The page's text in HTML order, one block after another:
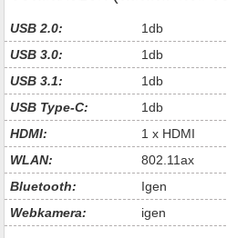
USB 2.0:
1db
USB 3.0:
1db
USB 3.1:
1db
USB Type-C:
1db
HDMI:
1 x HDMI
WLAN:
802.11ax
Bluetooth:
Igen
Webkamera:
igen